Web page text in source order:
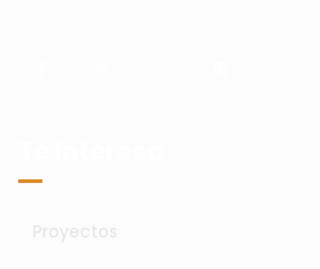
Proyectos